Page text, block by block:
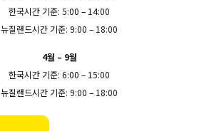
한국시간 기준: 5:00 – 14:00
뉴질랜드시간 기준: 9:00 – 18:00
4월 – 9월
한국시간 기준: 6:00 – 15:00
뉴질랜드시간 기준: 9:00 – 18:00